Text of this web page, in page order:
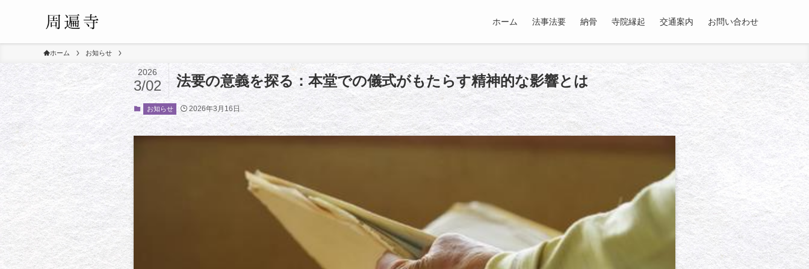
ホーム 法事法要 納骨 寺院縁起 交通案内 お問い合わせ
ホーム お知らせ
法要の意義を探る：本堂での儀式がもたらす精神的な影響とは
2026
3/02
お知らせ 2026年3月16日